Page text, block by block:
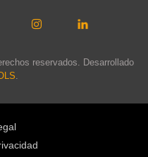
reservados. Desarrollado
.